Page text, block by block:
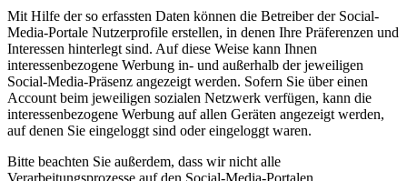
Mit Hilfe der so erfassten Daten können die Betreiber der Social-
Media-Portale Nutzerprofile erstellen, in denen Ihre Präferenzen und
Interessen hinterlegt sind. Auf diese Weise kann Ihnen
interessenbezogene Werbung in- und außerhalb der jeweiligen
Social-Media-Präsenz angezeigt werden. Sofern Sie über einen
Account beim jeweiligen sozialen Netzwerk verfügen, kann die
interessenbezogene Werbung auf allen Geräten angezeigt werden,
auf denen Sie eingeloggt sind oder eingeloggt waren.
Bitte beachten Sie außerdem, dass wir nicht alle